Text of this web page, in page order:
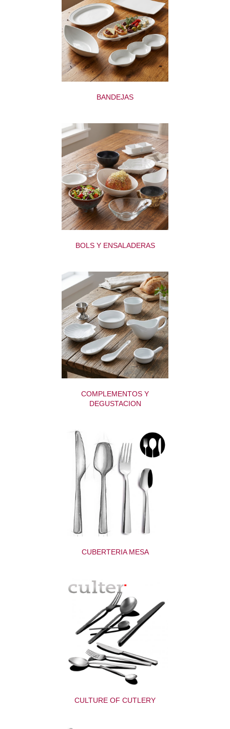
BANDEJAS
BOLS Y ENSALADERAS
COMPLEMENTOS Y
DEGUSTACION
CUBERTERIA MESA
CULTURE OF CUTLERY